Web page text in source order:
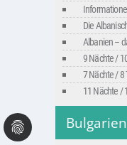
Die
Albanien –
9 Nächte /
7 Nächte / 8
11 Nächte /
Bulgarien